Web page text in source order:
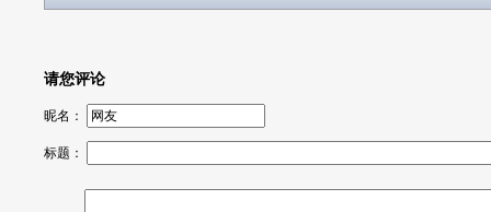
请您评论
昵名：
标题：